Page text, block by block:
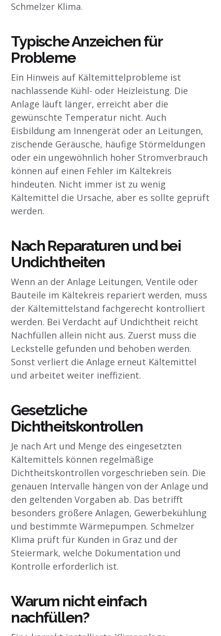
Schmelzer Klima.
Typische Anzeichen für
Probleme
Ein Hinweis auf Kältemittelprobleme ist
nachlassende Kühl- oder Heizleistung. Die
Anlage läuft länger, erreicht aber die
gewünschte Temperatur nicht. Auch
Eisbildung am Innengerät oder an Leitungen,
zischende Geräusche, häufige Störmeldungen
oder ein ungewöhnlich hoher Stromverbrauch
können auf einen Fehler im Kältekreis
hindeuten. Nicht immer ist zu wenig
Kältemittel die Ursache, aber es sollte geprüft
werden.
Nach Reparaturen und bei
Undichtheiten
Wenn an der Anlage Leitungen, Ventile oder
Bauteile im Kältekreis repariert werden, muss
der Kältemittelstand fachgerecht kontrolliert
werden. Bei Verdacht auf Undichtheit reicht
Nachfüllen allein nicht aus. Zuerst muss die
Leckstelle gefunden und behoben werden.
Sonst verliert die Anlage erneut Kältemittel
und arbeitet weiter ineffizient.
Gesetzliche
Dichtheitskontrollen
Je nach Art und Menge des eingesetzten
Kältemittels können regelmäßige
Dichtheitskontrollen vorgeschrieben sein. Die
genauen Intervalle hängen von der Anlage und
den geltenden Vorgaben ab. Das betrifft
besonders größere Anlagen, Gewerbekühlung
und bestimmte Wärmepumpen. Schmelzer
Klima prüft für Kunden in Graz und der
Steiermark, welche Dokumentation und
Kontrolle erforderlich ist.
Warum nicht einfach
nachfüllen?